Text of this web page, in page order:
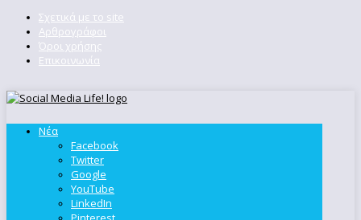
Σχετικά με το site
Αρθρογράφοι
Όροι χρήσης
Επικοινωνία
Νέα
Facebook
Twitter
Google
YouTube
LinkedIn